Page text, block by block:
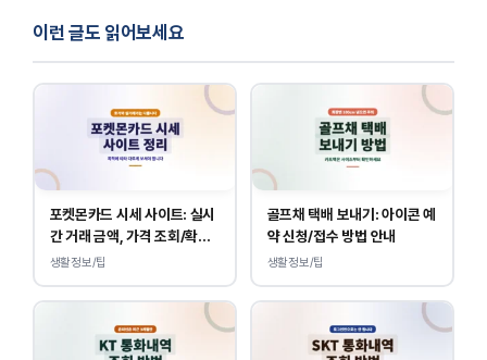
이런 글도 읽어보세요
포켓몬카드 시세 사이트: 실시
간 거래 금액, 가격 조회/확인
바로가기
생활정보/팁
골프채 택배 보내기: 아이콘 예
약 신청/접수 방법 안내
생활정보/팁